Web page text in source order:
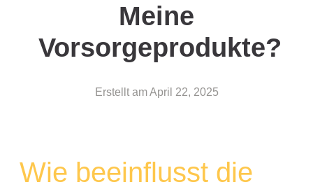
Meine
Vorsorgeprodukte?
Erstellt am April 22, 2025
Wie beeinflusst die